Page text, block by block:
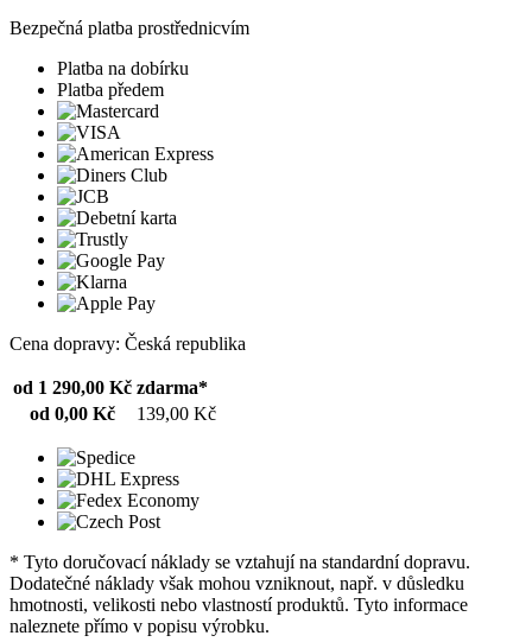
Bezpečná platba prostřednicvím
Platba na dobírku
Platba předem
Cena dopravy: Česká republika
od 1 290,00 Kč zdarma*
od 0,00 Kč
139,00 Kč
* Tyto doručovací náklady se vztahují na standardní dopravu.
Dodatečné náklady však mohou vzniknout, např. v důsledku
hmotnosti, velikosti nebo vlastností produktů. Tyto informace
naleznete přímo v popisu výrobku.